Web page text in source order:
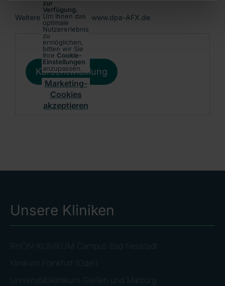
Weitere Informationen: www.dpa-AFX.de
zur
Verfügung.
Um Ihnen das
optimale
Nutzererlebnis
zu
ermöglichen,
bitten wir Sie
Ihre Cookie-
Einstellungen
anzupassen.
Marketing-
Cookies
akzeptieren
Kursentwicklung
Unsere Kliniken
RHÖN-KLINIKUM Campus Bad Neustadt
Klinikum Frankfurt (Oder)
Universitätsklinikum Gießen und Marburg